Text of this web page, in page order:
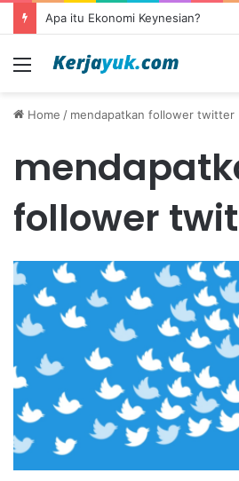
Apa itu Ekonomi Keynesian?
Menu
Home / mendapatkan follower twitter
follower